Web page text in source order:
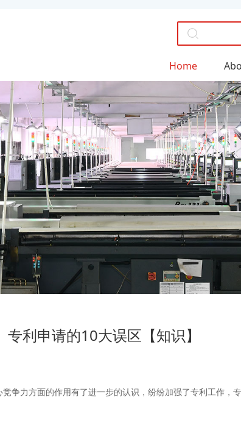
Home
专利申请的10大误区【知识】
力方面的作用有了进一步的认识，纷纷加强了专利工作，